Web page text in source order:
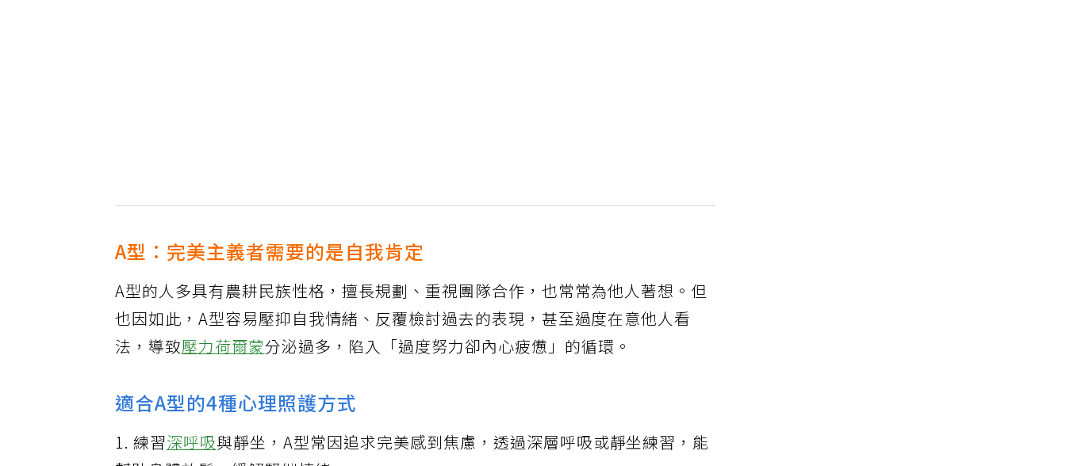
A型：完美主義者需要的是自我肯定
A型的人多具有農耕民族性格，擅長規劃、重視團隊合作，也常常為他人著想。但
也因如此，A型容易壓抑自我情緒、反覆檢討過去的表現，甚至過度在意他人看
法，導致壓力荷爾蒙分泌過多，陷入「過度努力卻內心疲憊」的循環。
適合A型的4種心理照護方式
1. 練習深呼吸與靜坐，A型常因追求完美感到焦慮，透過深層呼吸或靜坐練習，能